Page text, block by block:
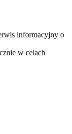
informacyjny o
w celach